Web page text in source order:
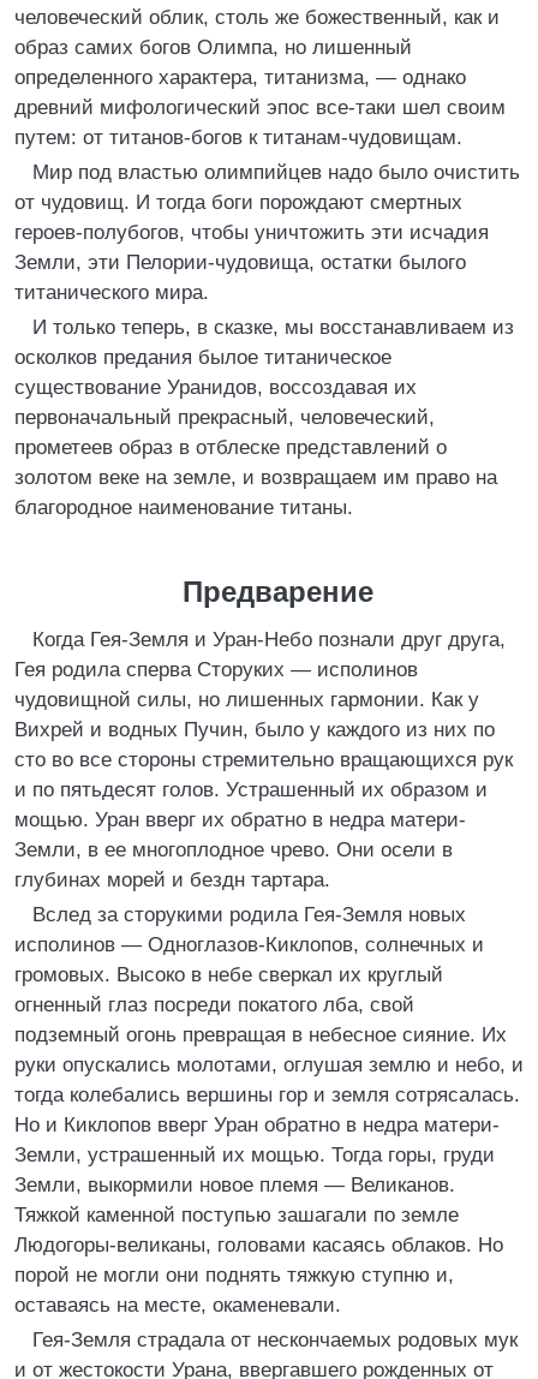
человеческий облик, столь же божественный, как и
образ самих богов Олимпа, но лишенный
определенного характера, титанизма, — однако
древний мифологический эпос все-таки шел своим
путем: от титанов-богов к титанам-чудовищам.
Мир под властью олимпийцев надо было очистить
от чудовищ. И тогда боги порождают смертных
героев-полубогов, чтобы уничтожить эти исчадия
Земли, эти Пелории-чудовища, остатки былого
титанического мира.
И только теперь, в сказке, мы восстанавливаем из
осколков предания былое титаническое
существование Уранидов, воссоздавая их
первоначальный прекрасный, человеческий,
прометеев образ в отблеске представлений о
золотом веке на земле, и возвращаем им право на
благородное наименование титаны.
Предварение
Когда Гея-Земля и Уран-Небо познали друг друга,
Гея родила сперва Сторуких — исполинов
чудовищной силы, но лишенных гармонии. Как у
Вихрей и водных Пучин, было у каждого из них по
сто во все стороны стремительно вращающихся рук
и по пятьдесят голов. Устрашенный их образом и
мощью. Уран вверг их обратно в недра матери-
Земли, в ее многоплодное чрево. Они осели в
глубинах морей и бездн тартара.
Вслед за сторукими родила Гея-Земля новых
исполинов — Одноглазов-Киклопов, солнечных и
громовых. Высоко в небе сверкал их круглый
огненный глаз посреди покатого лба, свой
подземный огонь превращая в небесное сияние. Их
руки опускались молотами, оглушая землю и небо, и
тогда колебались вершины гор и земля сотрясалась.
Но и Киклопов вверг Уран обратно в недра матери-
Земли, устрашенный их мощью. Тогда горы, груди
Земли, выкормили новое племя — Великанов.
Тяжкой каменной поступью зашагали по земле
Людогоры-великаны, головами касаясь облаков. Но
порой не могли они поднять тяжкую ступню и,
оставаясь на месте, окаменевали.
Гея-Земля страдала от нескончаемых родовых мук
и от жестокости Урана, ввергавшего рожденных от